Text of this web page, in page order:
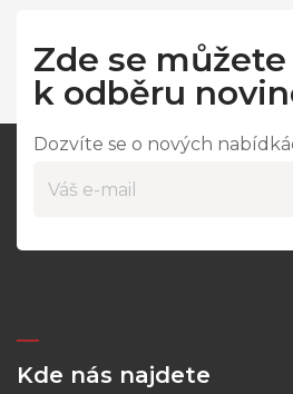
Zde se
k odběru
Dozvíte se o nových
Kde nás najdete